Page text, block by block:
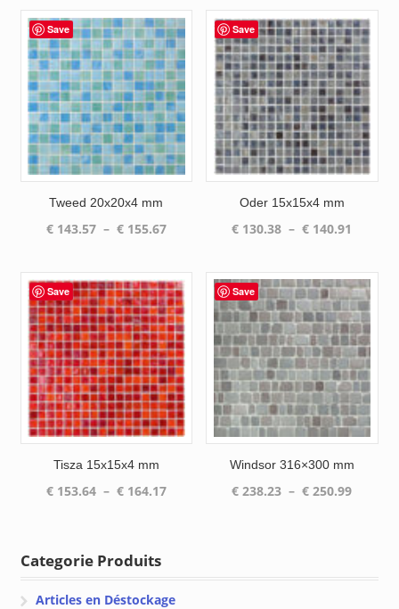
Save
Tweed 20x20x4 mm
€143.57 – €155.67Plage
€ 143.57
à
€ 155.67
Save
Oder 15x15x4 mm
€ 130.38 – € 140.91
€
à
€
Save
Tisza 15x15x4 mm
€153.64 – €164.17Plage
Save
Windsor 316×300 mm
€ 238.23 – € 250.99Plage
Categorie Produits
Articles en Déstockage